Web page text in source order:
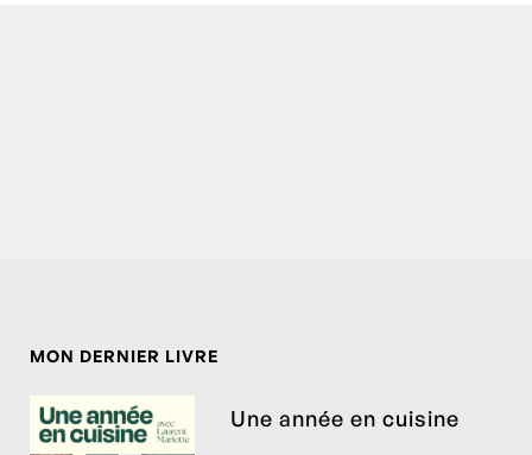
MON DERNIER LIVRE
Une année en cuisine